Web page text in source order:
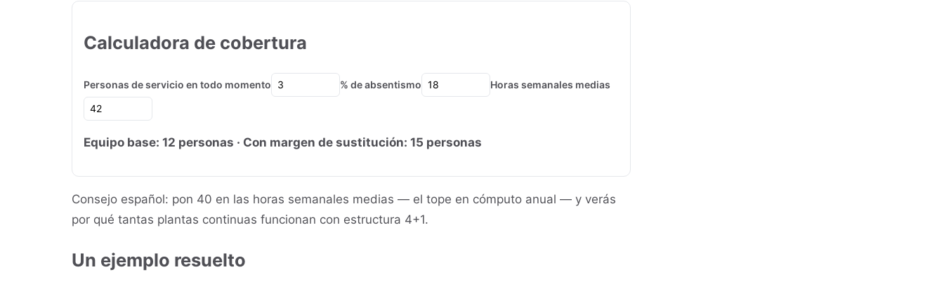
Calculadora de cobertura
Personas de servicio en todo momento % de absentismo Horas semanales medias
Equipo base: 12 personas · Con margen de sustitución: 15 personas
Consejo español: pon 40 en las horas semanales medias — el tope en cómputo anual — y verás
por qué tantas plantas continuas funcionan con estructura 4+1.
Un ejemplo resuelto